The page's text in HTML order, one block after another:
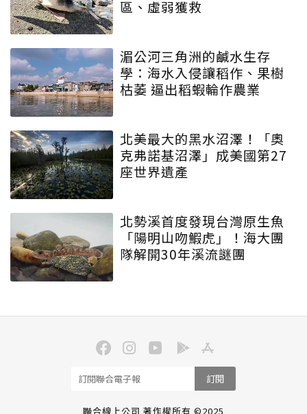
區、虛弱獲救
湄公河三角洲的鹹水生存
學：海水入侵讓稻作、果樹
枯萎 逼出稻蝦輪作農業
北美最大的黑水沼澤！「奧
克弗諾基沼澤」成美國第27
座世界遺產
北勢溪首度發現台灣原生魚
「陽明山吻鰕虎」！海大團
隊解開30年溪流謎團
訂閱
聯合線上公司 著作權所有 ©2025